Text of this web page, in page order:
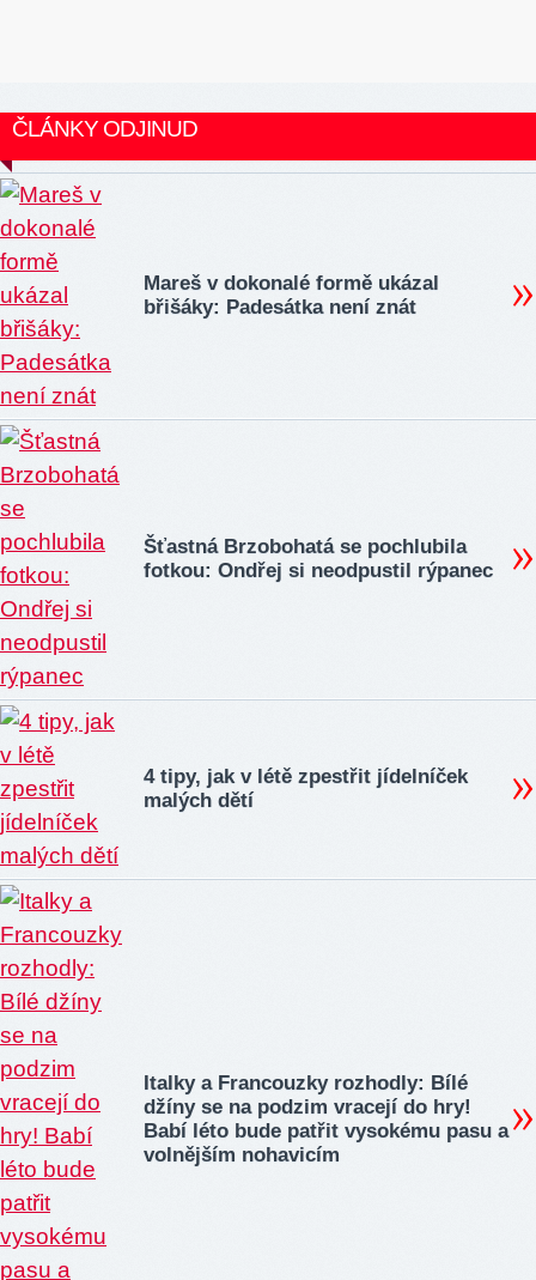
ČLÁNKY ODJINUD
Mareš v dokonalé formě ukázal
břišáky: Padesátka není znát
Šťastná Brzobohatá se pochlubila
fotkou: Ondřej si neodpustil rýpanec
4 tipy, jak v létě zpestřit jídelníček
malých dětí
Italky a Francouzky rozhodly: Bílé
džíny se na podzim vracejí do hry!
Babí léto bude patřit vysokému pasu a
volnějším nohavicím